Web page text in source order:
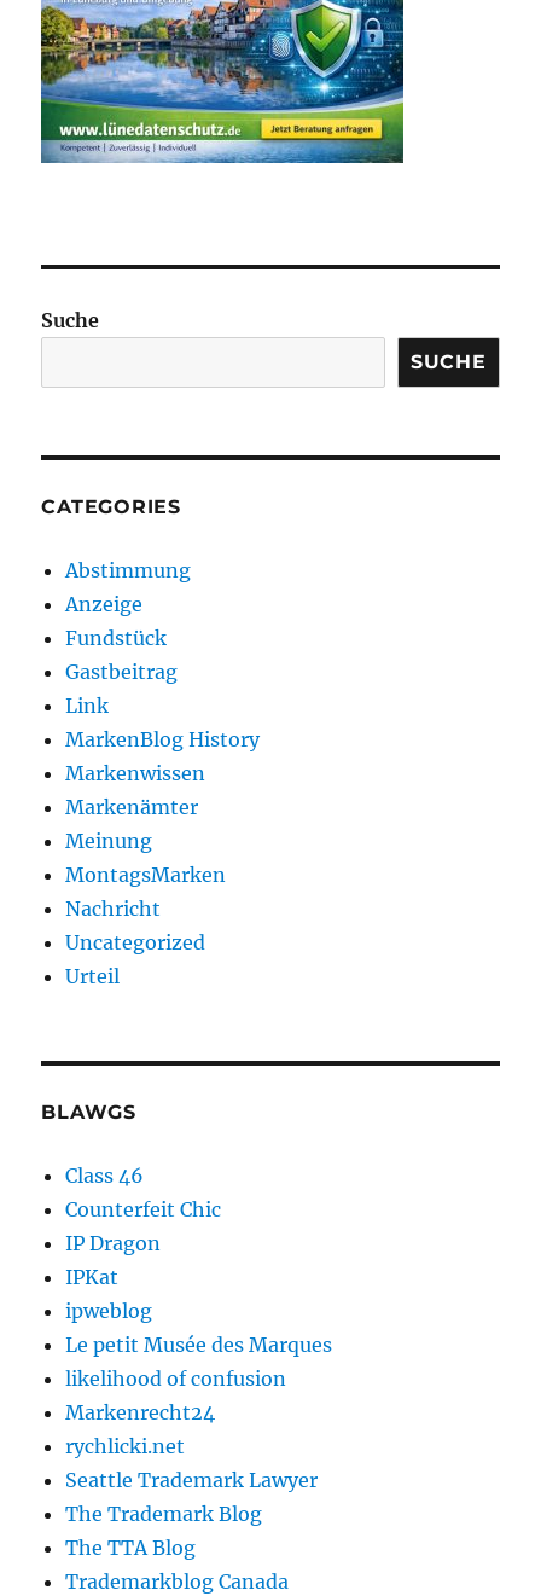
Suche
SUCHE
CATEGORIES
Abstimmung
Anzeige
Fundstück
Gastbeitrag
Link
MarkenBlog History
Markenwissen
Markenämter
Meinung
MontagsMarken
Nachricht
Uncategorized
Urteil
BLAWGS
Class 46
Counterfeit Chic
IP Dragon
IPKat
ipweblog
Le petit Musée des Marques
likelihood of confusion
Markenrecht24
rychlicki.net
Seattle Trademark Lawyer
The Trademark Blog
The TTA Blog
Trademarkblog Canada